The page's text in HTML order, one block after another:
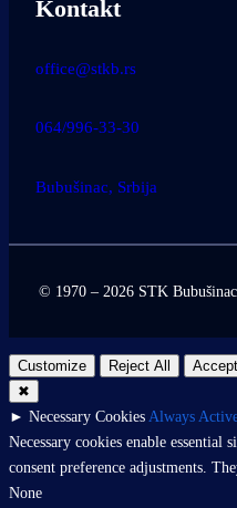
Kontakt
office@stkb.rs
064/996-33-30
Bubušinac, Srbija
© 1970 – 2026 STK
Customize Reject All
Accept
✖
► Necessary CookiesAlways
Necessary cookies enable essential
consent preference adjustments.
None